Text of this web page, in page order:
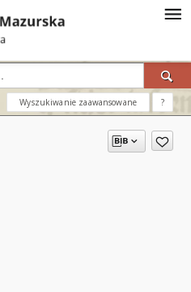
Wyszukiwanie zaawansowane ?